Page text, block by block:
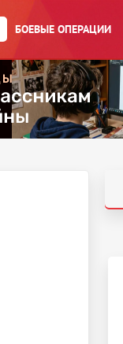
БОЕВЫЕ ОПЕРАЦИИ